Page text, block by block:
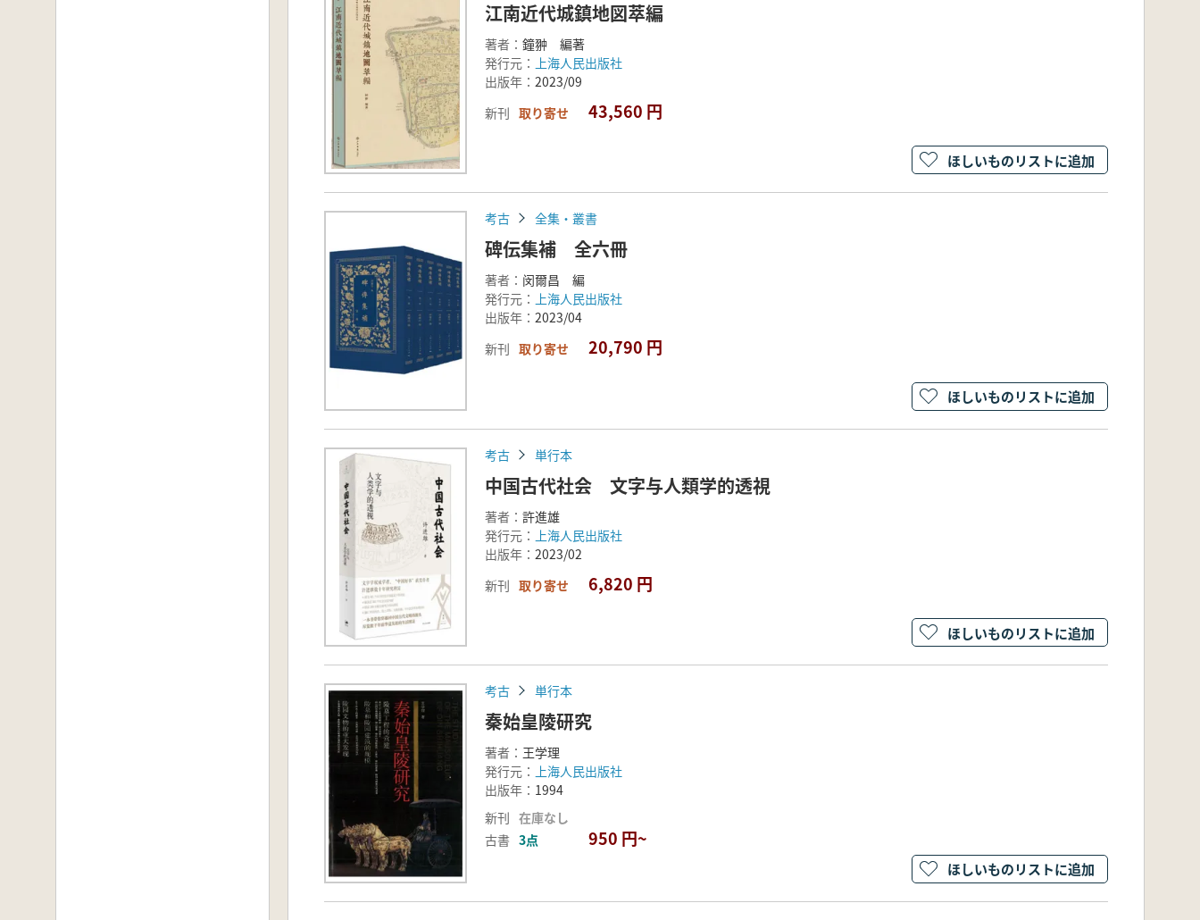
江南近代城鎮地図萃編
著者： 鐘翀 編著
発行元： 上海人民出版社
出版年： 2023/09
新刊 取り寄せ 43,560 円
ほしいものリストに追加
考古 全集・叢書
碑伝集補 全六冊
著者： 闵爾昌 編
発行元： 上海人民出版社
出版年： 2023/04
新刊 取り寄せ 20,790 円
ほしいものリストに追加
考古 単行本
中国古代社会 文字与人類学的透視
著者： 許進雄
発行元： 上海人民出版社
出版年： 2023/02
新刊 取り寄せ 6,820 円
ほしいものリストに追加
考古 単行本
秦始皇陵研究
著者： 王学理
発行元： 上海人民出版社
出版年： 1994
新刊 在庫なし
古書 3点 950 円~
ほしいものリストに追加